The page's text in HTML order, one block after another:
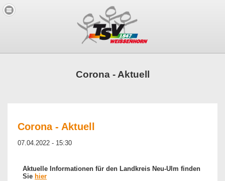
Corona - Aktuell
Corona - Aktuell
07.04.2022 - 15:30
Aktuelle Informationen für den Landkreis Neu-Ulm finden
Sie hier